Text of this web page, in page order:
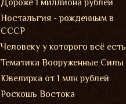
Дороже 1 миллиона рублей
Ностальгия - рожденным в
СССР
Человеку у которого всё есть
Тематика Вооруженные Силы
Ювелирка от 1 млн рублей
Роскошь Востока